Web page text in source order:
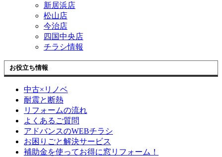
新居浜店
松山店
今治店
四国中央店
チラシ情報
お役立ち情報
中古×リノベ
耐震と断熱
リフォームの流れ
よくあるご質問
アドバンスのWEBチラシ
お困りごと解決サービス
補助金を使ってお得に窓リフォーム！